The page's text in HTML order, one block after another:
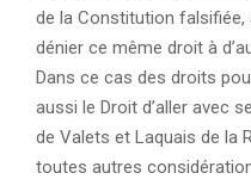
de la Constitution falsifiée,
dénier ce même droit à
Dans ce cas des droits
aussi le Droit d’aller avec
de Valets et Laquais de la
toutes autres